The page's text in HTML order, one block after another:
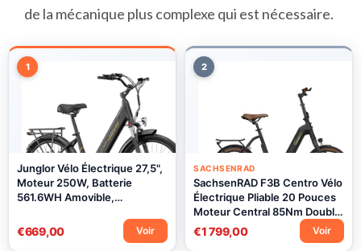
de la mécanique plus complexe qui est nécessaire.
1
Junglor Vélo Électrique 27,5",
Moteur 250W, Batterie
561.6WH Amovible,
Vitesses, Écran LCD, 25 km/h,
Charge Max 120 kg, Modèle
€669,00 Voir
2
SACHSENRAD
SachsenRAD F3B Centro Vélo
Électrique Pliable 20 Pouces
Moteur Central 85Nm Double
Système de Freinage Disques
et Rétropédalage VAE Pliant
€1 799,00 Voir